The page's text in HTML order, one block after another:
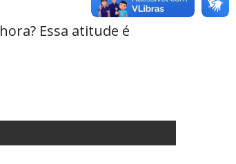
Essa atitude é